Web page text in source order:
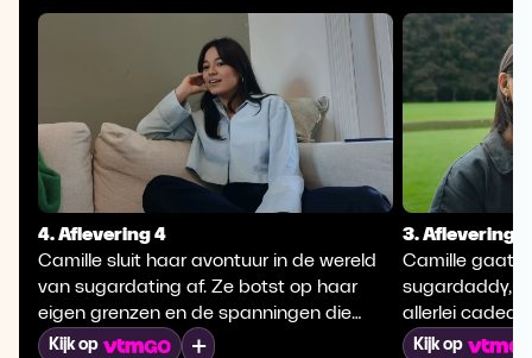
4. Aflevering 4
Camille sluit haar avontuur in de wereld
van sugardating af. Ze botst op haar
eigen grenzen en de spanningen die
zulke relaties met zich meebrengen.
Kijk op
3. Aflevering 3
Camille gaat
sugardaddy,
allerlei
op termijn
Kijk op